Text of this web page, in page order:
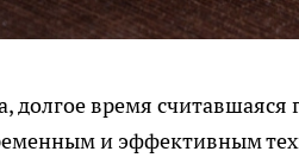
долгое время
и эффективным